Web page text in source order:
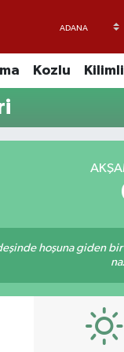
Kozlu Kilimli
hoşuna giden